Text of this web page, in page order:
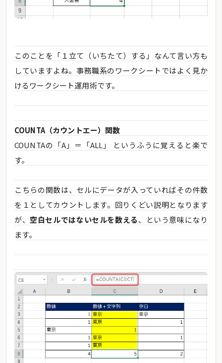
このことを「１立て（いちたて）する」なんて言い方も
していますよね。事務職系のワークシートではよく見か
けるワークシート運用術です。
COUNTA（カウントエー）関数
COUNTAの「A」＝「ALL」 というふうに覚えると楽で
す。
こちらの関数は、セルにデータが入っていればその件数
を１としてカウントします。回りくどい説明となります
が、空白セルではないセルを数える、という意味になり
ます。